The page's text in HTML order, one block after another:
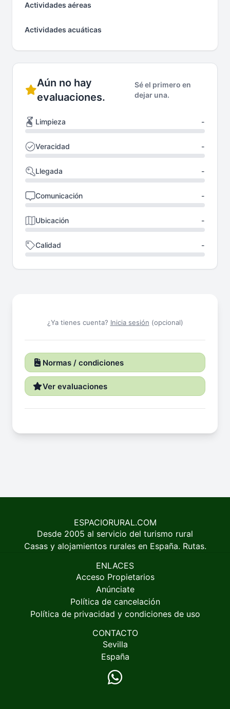
Actividades aéreas
Actividades acuáticas
Aún no hay
evaluaciones.
Sé el primero en
dejar una.
Limpieza -
Veracidad -
Llegada -
Comunicación -
Ubicación -
Calidad -
¿Ya tienes cuenta? Inicia sesión (opcional)
Normas / condiciones
Ver evaluaciones
ESPACIORURAL.COM
Desde 2005 al servicio del turismo rural
Casas y alojamientos rurales en España. Rutas.
ENLACES
Acceso Propietarios
Anúnciate
Política de cancelación
Política de privacidad y condiciones de uso
CONTACTO
Sevilla
España